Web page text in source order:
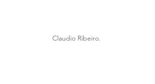
Claudio Ribeiro.